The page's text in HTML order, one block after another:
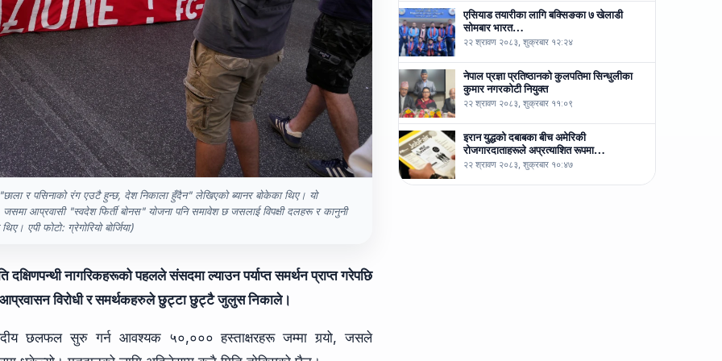
र पसिनाको रंग एउटै हुन्छ, देश निकाला हुँदैन" लेखिएको ब्यानर बोकेका थिए। यो
जसमा आप्रवासी "स्वदेश फिर्ती बोनस" योजना पनि समावेश छ जसलाई विपक्षी दलहरू र कानुनी
एपी फोटो: ग्रेगोरियो बोर्जिया)
नागरिकहरूको पहलले संसदमा ल्याउन पर्याप्त समर्थन प्राप्त गरेपछि
आप्रवासन विरोधी र समर्थकहरुले छुट्टा छुट्टै जुलुस निकाले।
छलफल सुरु गर्न आवश्यक ५०,००० हस्ताक्षरहरू जम्मा गर्‍यो, जसले
एसियाड तयारीका लागि बक्सिङका ७ खेलाडी
सोमबार भारत…
२२ श्रावण २०८३, शुक्रबार १२:२४
नेपाल प्रज्ञा प्रतिष्ठानको कुलपतिमा सिन्धुलीका
कुमार नगरकोटी नियुक्त
२२ श्रावण २०८३, शुक्रबार ११:०९
इरान युद्धको दबाबका बीच अमेरिकी
रोजगारदाताहरूले अप्रत्याशित रूपमा…
२२ श्रावण २०८३, शुक्रबार १०:४७